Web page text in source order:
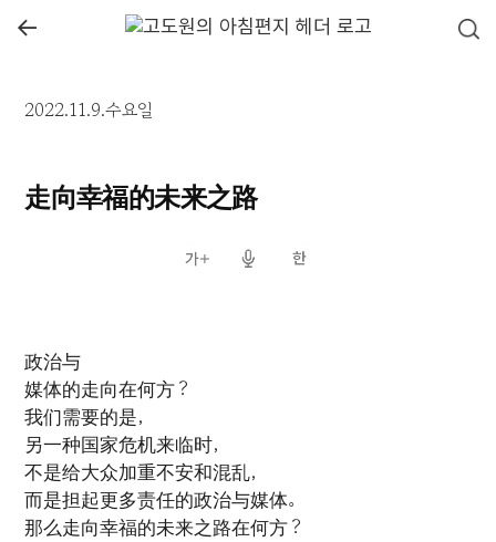
←
2022.11.9.수요일
走向幸福的未来之路
政治与
媒体的走向在何方？
我们需要的是，
另一种国家危机来临时，
不是给大众加重不安和混乱，
而是担起更多责任的政治与媒体。
那么走向幸福的未来之路在何方？